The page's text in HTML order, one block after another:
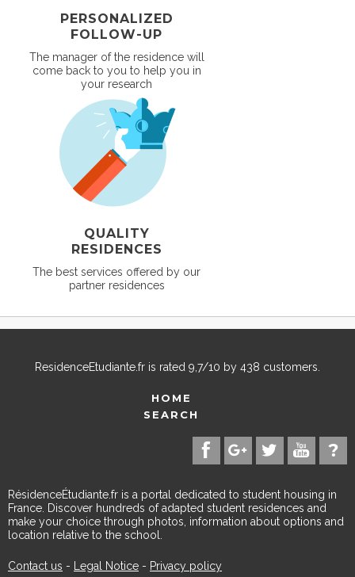
PERSONALIZED
FOLLOW-UP
The manager of the residence will
come back to you to help you in
your research
QUALITY
RESIDENCES
The best services offered by our
partner residences
ResidenceEtudiante.fr is rated 9,7/10 by 438 customers.
HOME
SEARCH
RésidenceÉtudiante.fr is a portal dedicated to student housing in
France. Discover hundreds of adapted student residences and
make your choice through photos, information about options and
location relative to the school.
Contact us - Legal Notice - Privacy policy